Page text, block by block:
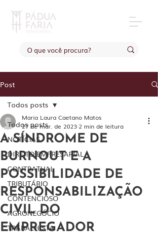
Post
Todos posts
NOTÍCIAS
DIREITO EMPRESARIAL
CONTRATUAL
TRIBUTÁRIO
CONTENCIOSO
AGRONEGÓCIO
TRABALHISTA
Todos posts
A SÍNDROME DE
BURNOUT E A
POSSIBILIDADE DE
RESPONSABILIZAÇÃO
CIVIL DO
EMPREGADOR
Maria Laura Caetano Matos
27 de mar. de 2023 2 min de leitura